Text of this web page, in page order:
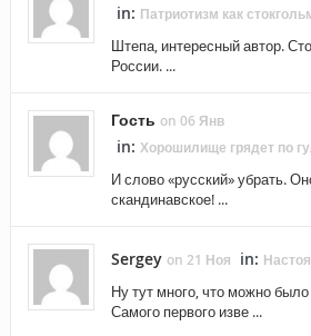
in: Патриотизм как
Штепа, интересный автор.
России. ...
Гость on 06 Янв
in: Хорошилище грядет по
И слово «русский» убрать.
скандинавское! ...
Sergey on 21 Ноя in:
Ну тут много, что можно
Самого первого изве ...